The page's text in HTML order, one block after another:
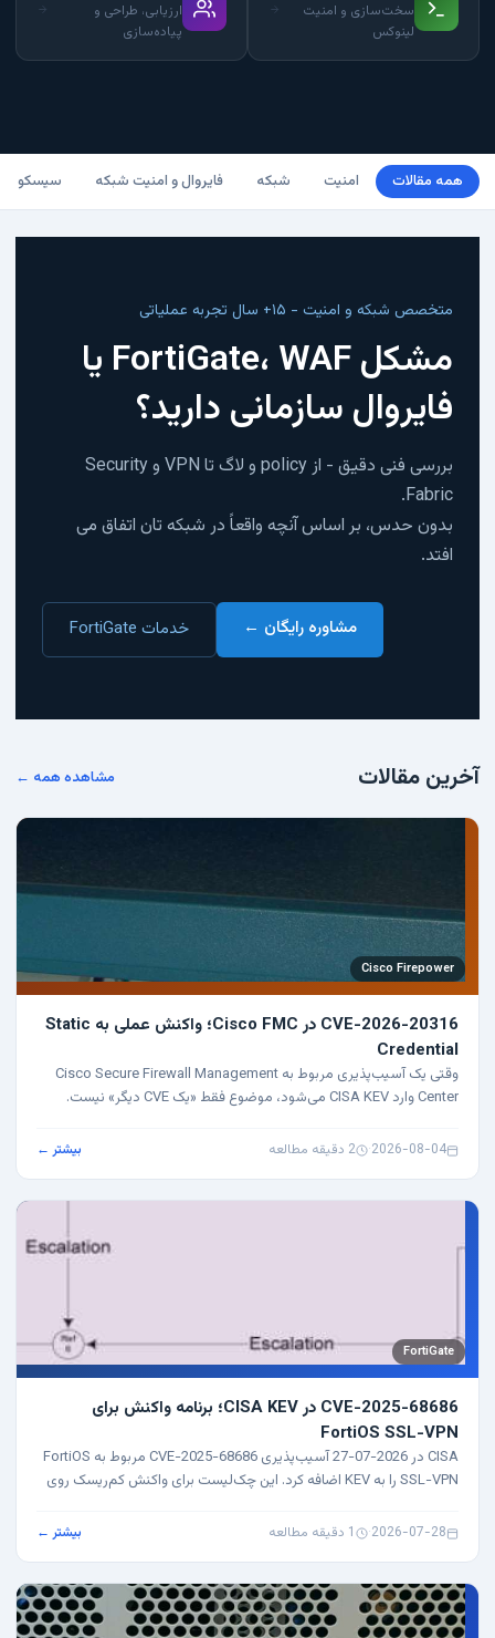
سخت‌سازی و امنیت
لینوکس
ارزیابی، طراحی و
پیاده‌سازی
همه مقالات امنیت شبکه فایروال و امنیت شبکه سیسکو
متخصص شبکه و امنیت - ۱۵+ سال تجربه عملیاتی
مشکل FortiGate، WAF یا
فایروال سازمانی دارید؟
بررسی فنی دقیق - از policy و لاگ تا VPN و Security
Fabric.
بدون حدس، بر اساس آنچه واقعاً در شبکه تان اتفاق می
افتد.
مشاوره رایگان ← خدمات FortiGate
آخرین مقالات مشاهده همه ←
Cisco Firepower
CVE-2026-20316 در Cisco FMC؛ واکنش عملی به Static
Credential
وقتی یک آسیب‌پذیری مربوط به Cisco Secure Firewall Management
Center وارد CISA KEV می‌شود، موضوع فقط «یک CVE دیگر» نیست.
2026-08-04
· 2 دقیقه مطالعه بیشتر ←
FortiGate
CVE-2025-68686 در CISA KEV؛ برنامه واکنش برای
FortiOS SSL-VPN
CISA در 2026-07-27 آسیب‌پذیری CVE-2025-68686 مربوط به FortiOS
SSL-VPN را به KEV اضافه کرد. این چک‌لیست برای واکنش کم‌ریسک روی
2026-07-28
· 1 دقیقه مطالعه بیشتر ←